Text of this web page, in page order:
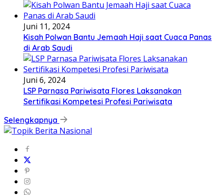
Juni 11, 2024
Kisah Polwan Bantu Jemaah Haji saat Cuaca Panas
di Arab Saudi
Juni 6, 2024
LSP Parnasa Pariwisata Flores Laksanakan
Sertifikasi Kompetesi Profesi Pariwisata
Selengkapnya